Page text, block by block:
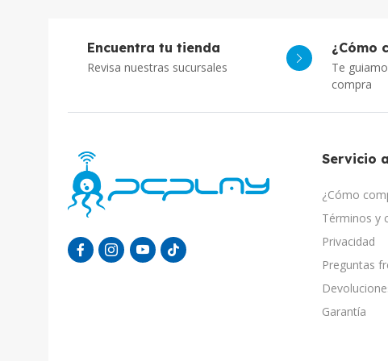
Encuentra tu tienda
Revisa nuestras sucursales
¿Cómo
Te
compra
Servicio
¿Cómo
Términos y
Privacidad
Preguntas
Garantía